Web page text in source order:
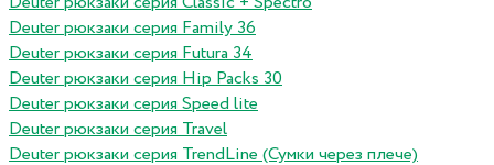
Deuter рюкзаки серия Family 36
Deuter рюкзаки серия Futura 34
Deuter рюкзаки серия Hip Packs 30
Deuter рюкзаки серия Speed lite
Deuter рюкзаки серия Travel
Deuter рюкзаки серия TrendLine (Сумки через плече)